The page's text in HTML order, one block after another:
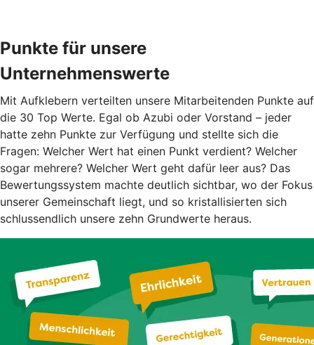
Punkte für unsere
Unternehmenswerte
Mit Aufklebern verteilten unsere Mitarbeitenden Punkte auf
die 30 Top Werte. Egal ob Azubi oder Vorstand – jeder
hatte zehn Punkte zur Verfügung und stellte sich die
Fragen: Welcher Wert hat einen Punkt verdient? Welcher
sogar mehrere? Welcher Wert geht dafür leer aus? Das
Bewertungssystem machte deutlich sichtbar, wo der Fokus
unserer Gemeinschaft liegt, und so kristallisierten sich
schlussendlich unsere zehn Grundwerte heraus.